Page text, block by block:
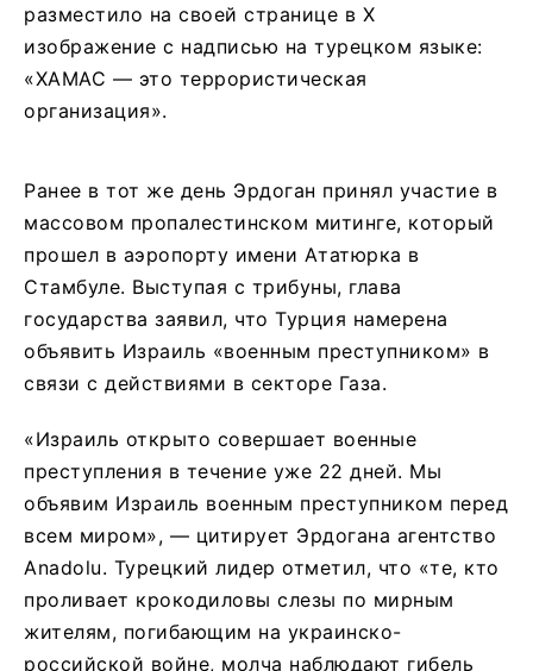
разместило на своей странице в X
изображение с надписью на турецком языке:
«ХАМАС — это террористическая
организация».
Ранее в тот же день Эрдоган принял участие в
массовом пропалестинском митинге, который
прошел в аэропорту имени Ататюрка в
Стамбуле. Выступая с трибуны, глава
государства заявил, что Турция намерена
объявить Израиль «военным преступником» в
связи с действиями в секторе Газа.
«Израиль открыто совершает военные
преступления в течение уже 22 дней. Мы
объявим Израиль военным преступником перед
всем миром», — цитирует Эрдогана агентство
Anadolu. Турецкий лидер отметил, что «те, кто
проливает крокодиловы слезы по мирным
жителям, погибающим на украинско-
российской войне, молча наблюдают гибель